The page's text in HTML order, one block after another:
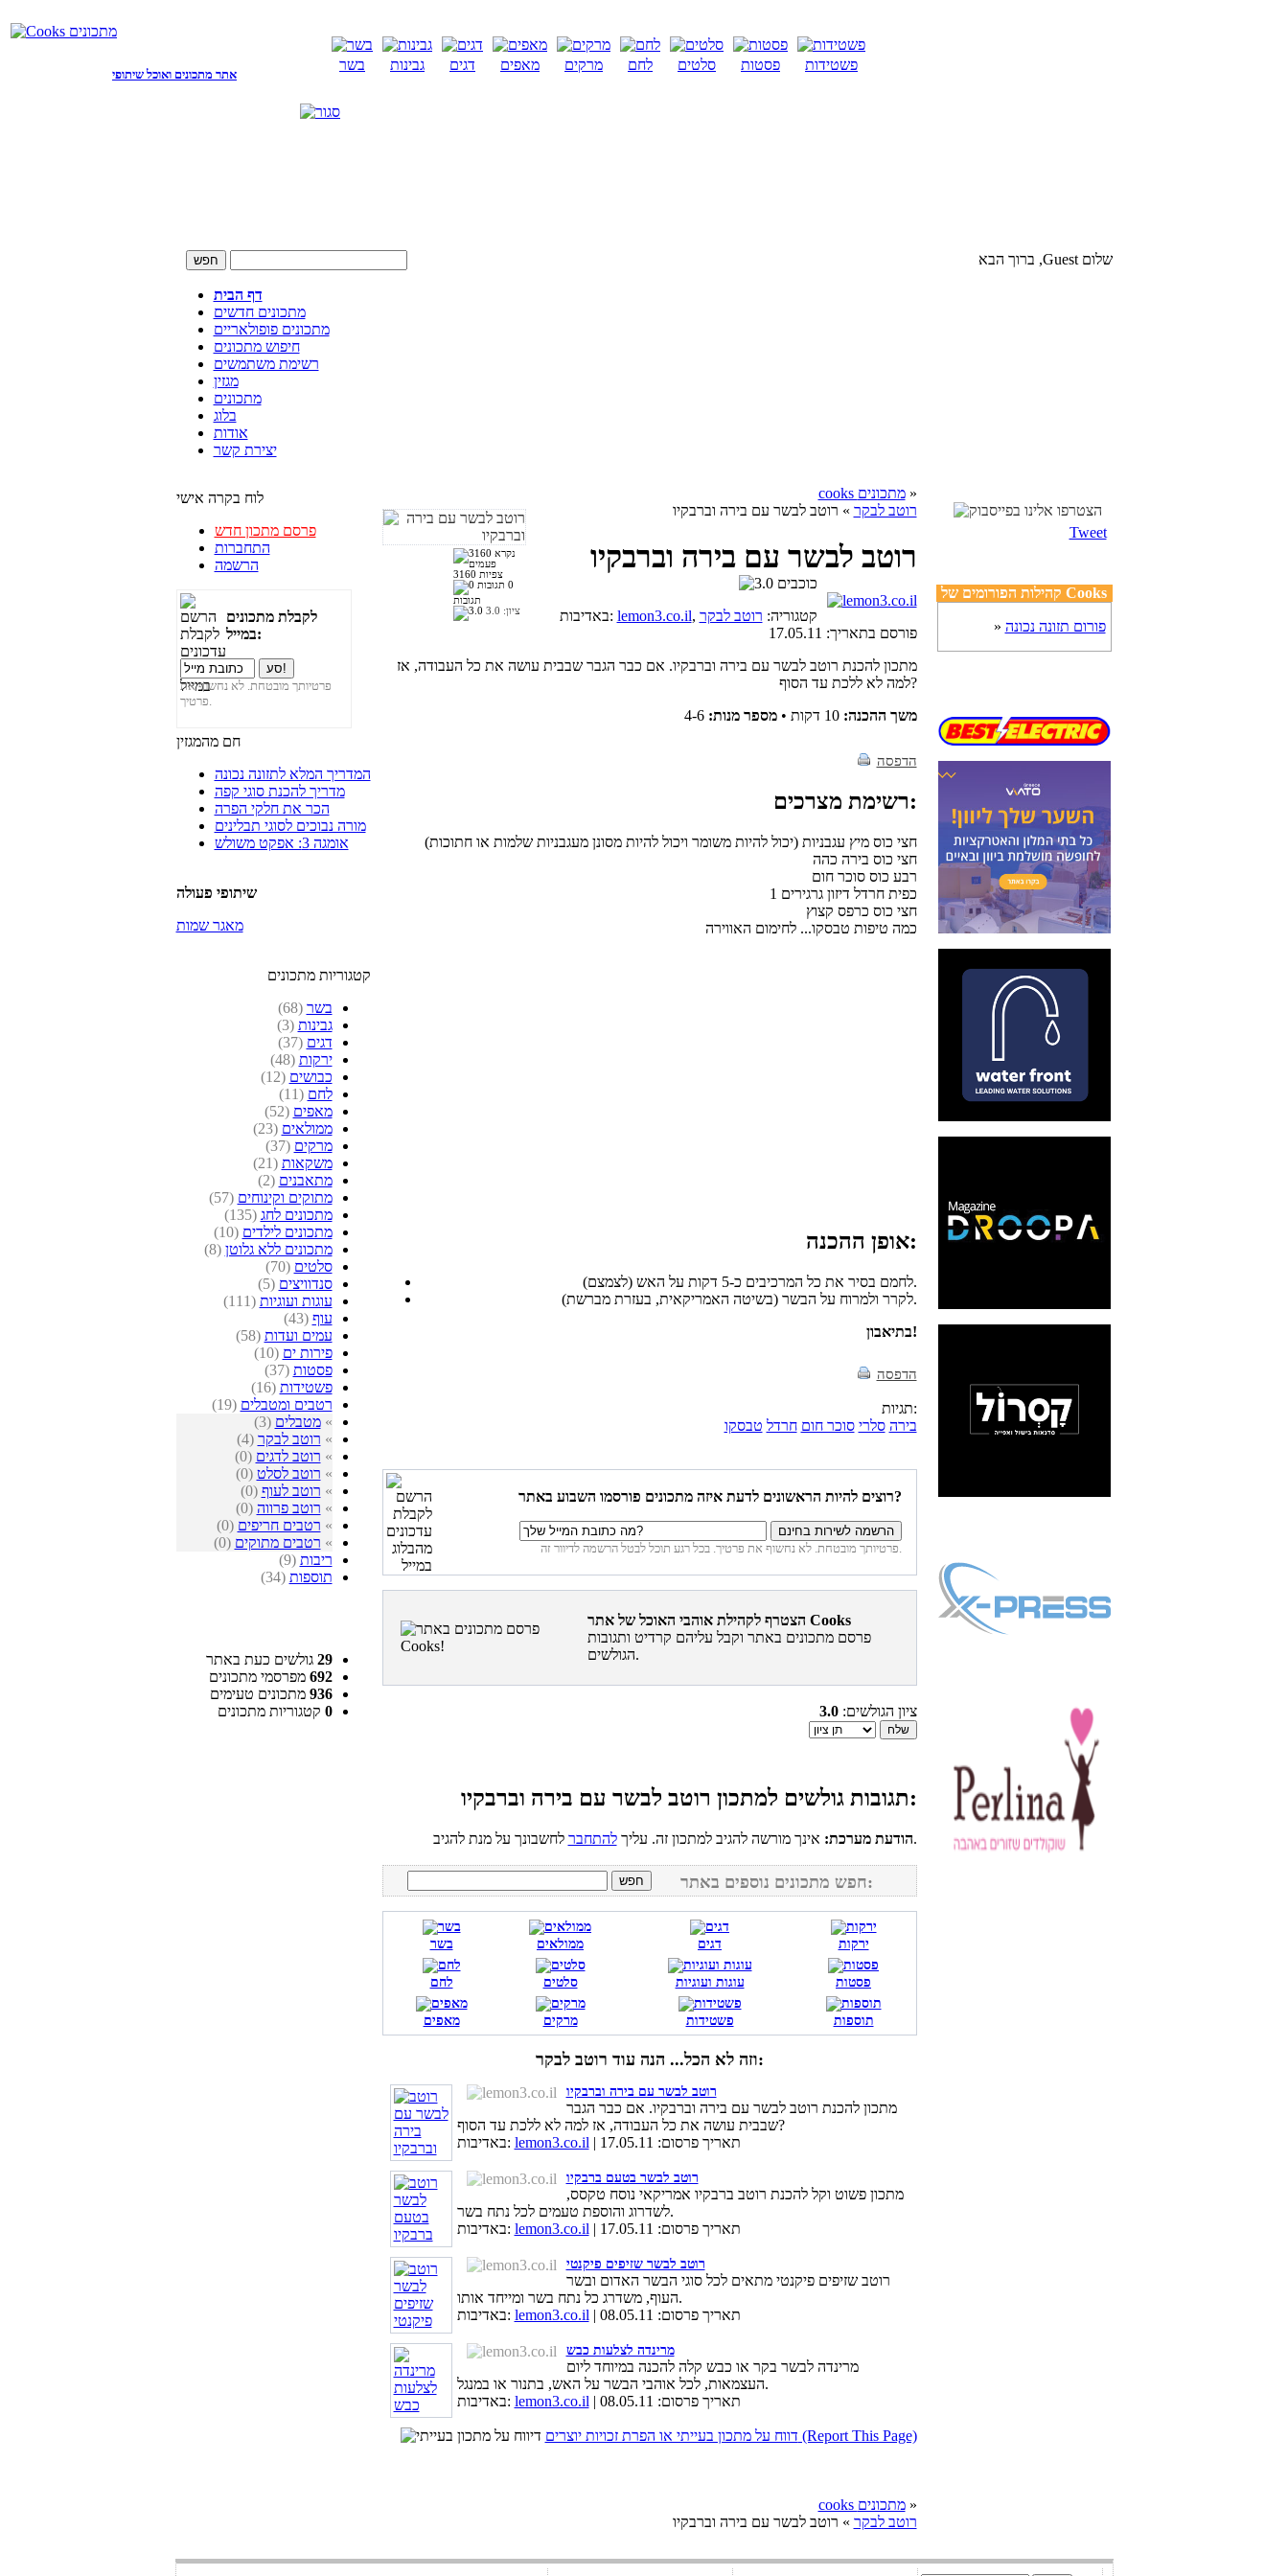
אתר מתכונים ואוכל שיתופי
בשר גבינות דגים מאפים מרקים לחם סלטים פסטות פשטידות
שלום Guest, ברוך הבא
דף הבית
מתכונים חדשים
מתכונים פופולאריים
חיפוש מתכונים
רשימת משתמשים
מגזין
מתכונים
בלוג
אודות
יצירת קשר
לוח בקרה אישי
פרסם מתכון חדש
התחברות
הרשמה
לקבלת מתכונים
במייל:
פרטיותך מובטחת. לא נחשוף את
פרטיך.
חם מהמגזין
המדריך המלא לתזונה נכונה
מדריך להכנת סוגי קפה
הכר את חלקי הפרה
מורה נבוכים לסוגי תבלינים
אומגה 3: אפקט משולש
שיתופי פעולה
מאגר שמות
קטגוריות מתכונים
בשר (68)
גבינות (3)
דגים (37)
ירקות (48)
כבושים (12)
לחם (11)
מאפים (52)
ממולאים (23)
מרקים (37)
משקאות (21)
מתאבנים (2)
מתוקים וקינוחים (57)
מתכונים לחג (135)
מתכונים לילדים (10)
מתכונים ללא גלוטן (8)
סלטים (70)
סנדוויצים (5)
עוגות ועוגיות (111)
עוף (43)
עמים ועדות (58)
פירות ים (10)
פסטות (37)
פשטידות (16)
רטבים ומטבלים (19)
»מטבלים (3)
» רוטב לבקר (4)
» רוטב לדגים (0)
» רוטב לסלט (0)
» רוטב לעוף (0)
» רוטב פרווה (0)
» רטבים חריפים (0)
» רטבים מתוקים (0)
ריבות (9)
תוספות (34)
29 גולשים כעת באתר
692 מפרסמי מתכונים
936 מתכונים טעימים
0 קטגוריות מתכונים
3160 צפיות
0
תגובות
ציון: 3.0
cooks מתכונים»
רוטב לבקר » רוטב לבשר עם בירה וברבקיו
רוטב לבשר עם בירה וברבקיו
באדיבות: lemon3.co.il , קטגוריה: רוטב לבקר
פורסם בתאריך: 17.05.11
מתכון להכנת רוטב לבשר עם בירה וברבקיו. אם כבר הגבר שבבית עושה את כל העבודה, אז
למה לא ללכת עד הסוף?
משך ההכנה: 10 דקות •מספר מנות: 4-6
הדפסה
רשימת מצרכים:
חצי כוס מיץ עגבניות (יכול להיות משומר ויכול להיות מסונן מעגבניות שלמות או חתוכות)
חצי כוס בירה כהה
רבע כוס סוכר חום
1 כפית חרדל דיזון גרגירים
חצי כוס כרפס קצוץ
כמה טיפות טבסקו... לחימום האווירה
אופן ההכנה:
לחמם בסיר את כל המרכיבים כ-5 דקות על האש (לצמצם).
לקרר ולמרוח על הבשר (בשיטה האמריקאית, בעזרת מברשת).
בתיאבון!
הדפסה
תגיות:
בירה סלרי סוכר חום חרדל טבסקו
רוצים להיות הראשונים לדעת איזה מתכונים פורסמו השבוע באתר?
פרטיותך מובטחת. לא נחשוף את פרטיך. בכל רגע תוכל לבטל הרשמה לדיוור זה.
הצטרף לקהילת אוהבי האוכל של אתר Cooks
פרסם מתכונים באתר וקבל עליהם קרדיט ותגובות
הגולשים.
ציון הגולשים:3.0
תגובות גולשים למתכון רוטב לבשר עם בירה וברבקיו:
הודעת מערכת: אינך מורשה להגיב למתכון זה. עליךלהתחבר לחשבונך על מנת להגיב.
חפש מתכונים נוספים באתר:
בשר ממולאים דגים ירקות
לחם סלטים עוגות ועוגיות פסטות
מאפים מרקים פשטידות תוספות
וזה לא הכל... הנה עוד רוטב לבקר:
רוטב לבשר עם בירה וברבקיו
מתכון להכנת רוטב לבשר עם בירה וברבקיו. אם כבר הגבר
שבבית עושה את כל העבודה, אז למה לא ללכת עד הסוף?
באדיבות: lemon3.co.il | תאריך פרסום: 17.05.11
רוטב לבשר בטעם ברבקיו
מתכון פשוט וקל להכנת רוטב ברבקיו אמריקאי נוסח טקסס,
לשדרוג והוספת טעמים לכל נתח בשר.
באדיבות: lemon3.co.il | תאריך פרסום: 17.05.11
רוטב לבשר שזיפים פיקנטי
רוטב שזיפים פיקנטי מתאים לכל סוגי הבשר האדום ובשר
העוף, משדרג כל נתח בשר ומייחד אותו.
באדיבות: lemon3.co.il | תאריך פרסום: 08.05.11
מרינדה לצלעות כבש
מרינדה לבשר בקר או כבש קלה להכנה במיוחד ליום
העצמאות, לכל אוהבי הבשר על האש, בתנור או במנגל.
באדיבות: lemon3.co.il | תאריך פרסום: 08.05.11
דווח על מתכון בעייתי או הפרת זכויות יוצרים (Report This Page)
cooks מתכונים»
רוטב לבקר » רוטב לבשר עם בירה וברבקיו
Tweet
קהילות הפורומים של Cooks
» פורום תזונה נכונה